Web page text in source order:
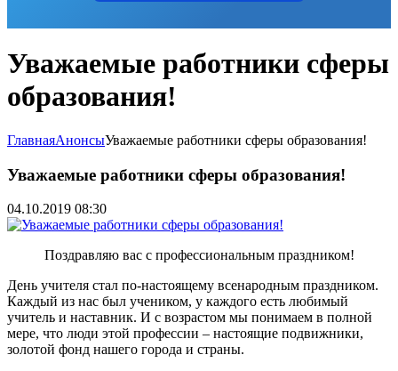
Уважаемые работники сферы
образования!
ГлавнаяАнонсыУважаемые работники сферы образования!
Уважаемые работники сферы образования!
04.10.2019 08:30
Поздравляю вас с профессиональным праздником!
День учителя стал по-настоящему всенародным праздником.
Каждый из нас был учеником, у каждого есть любимый
учитель и наставник. И с возрастом мы понимаем в полной
мере, что люди этой профессии – настоящие подвижники,
золотой фонд нашего города и страны.